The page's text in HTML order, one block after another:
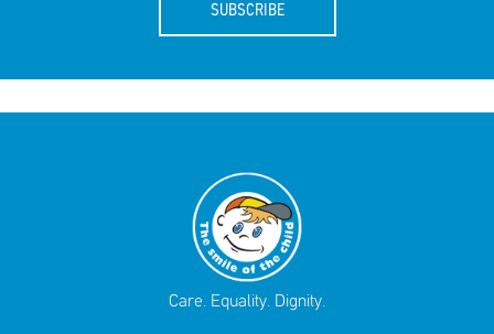
SUBSCRIBE
Care. Equality. Dignity.